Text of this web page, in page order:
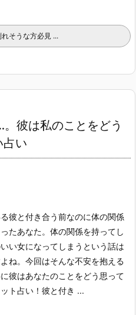
れそうな方必見 ...
彼は私のことをどう
占い
彼と付き合う前なのに体の関係
たあなた。体の関係を持ってし
い女になってしまうという話は
ね。今回はそんな不安を抱える
彼はあなたのことをどう思って
ト占い！彼と付き ...